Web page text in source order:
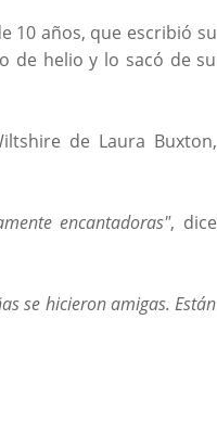
10 años, que escribió su
de helio y lo sacó de su
de Laura Buxton,
encantadoras", dice
se hicieron amigas. Están